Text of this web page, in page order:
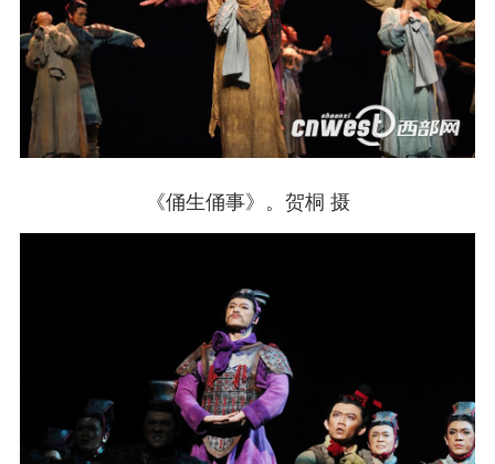
《俑生俑事》。贺桐 摄